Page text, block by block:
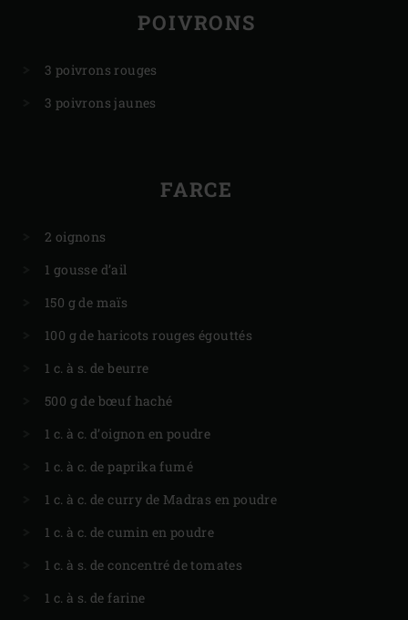
POIVRONS
3 poivrons rouges
3 poivrons jaunes
FARCE
2 oignons
1 gousse d’ail
150 g de maïs
100 g de haricots rouges égouttés
1 c. à s. de beurre
500 g de bœuf haché
1 c. à c. d’oignon en poudre
1 c. à c. de paprika fumé
1 c. à c. de curry de Madras en poudre
1 c. à c. de cumin en poudre
1 c. à s. de concentré de tomates
1 c. à s. de farine